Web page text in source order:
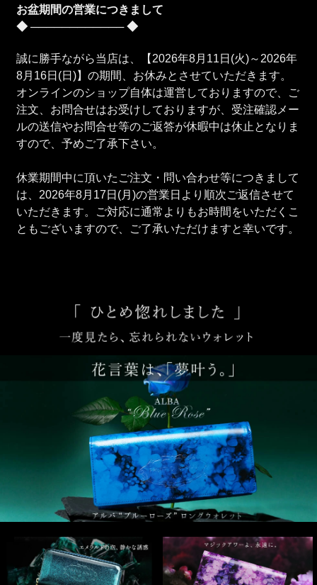
お盆期間の営業につきまして
◆ ──────────── ◆
誠に勝手ながら当店は、【2026年8月11日(火)～2026年
8月16日(日)】の期間、お休みとさせていただきます。
オンラインのショップ自体は運営しておりますので、ご
注文、お問合せはお受けしておりますが、受注確認メー
ルの送信やお問合せ等のご返答が休暇中は休止となりま
すので、予めご了承下さい。
休業期間中に頂いたご注文・問い合わせ等につきまして
は、2026年8月17日(月)の営業日より順次ご返信させて
いただきます。ご対応に通常よりもお時間をいただくこ
ともございますので、ご了承いただけますと幸いです。